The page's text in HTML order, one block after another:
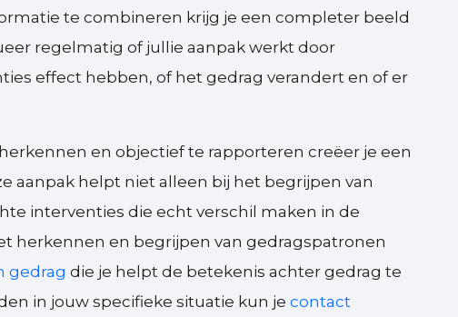
te combineren krijg je een completer beeld
regelmatig of jullie aanpak werkt door
effect hebben, of het gedrag verandert en of er
en objectief te rapporteren creëer je een
aanpak helpt niet alleen bij het begrijpen van
interventies die echt verschil maken in de
herkennen en begrijpen van gedragspatronen
gedrag die je helpt de betekenis achter gedrag te
in jouw specifieke situatie kun jecontact